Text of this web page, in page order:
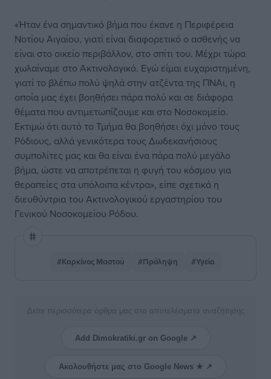
«Ήταν ένα σημαντικό βήμα που έκανε η Περιφέρεια
Νοτίου Αιγαίου, γιατί είναι διαφορετικό ο ασθενής να
είναι στο οικείο περιβάλλον, στο σπίτι του. Μέχρι τώρα
χωλαίναμε στο Ακτινολογικό. Εγώ είμαι ευχαριστημένη,
γιατί το βλέπω πολύ ψηλά στην ατζέντα της ΠΝΑι, η
οποία μας έχει βοηθήσει πάρα πολύ και σε διάφορα
θέματα που αντιμετωπίζουμε και στο Νοσοκομείο.
Εκτιμώ ότι αυτό το Τμήμα θα βοηθήσει όχι μόνο τους
Ρόδιους, αλλά γενικότερα τους Δωδεκανήσιους
συμπολίτες μας και θα είναι ένα πάρα πολύ μεγάλο
βήμα, ώστε να αποτρέπεται η φυγή του κόσμου για
θεραπείες στα υπόλοιπα κέντρα», είπε σχετικά η
διευθύντρια του Ακτινολογικού εργαστηρίου του
Γενικού Νοσοκομείου Ρόδου.
#Καρκίνος Μαστού #Πρόληψη #Υγεία
Δείτε περισσότερα άρθρα μας στα αποτελέσματα αναζήτησης
Add Dimokratiki.gr on Google ↗
Ακολουθήστε μας στο Google News ★ ↗